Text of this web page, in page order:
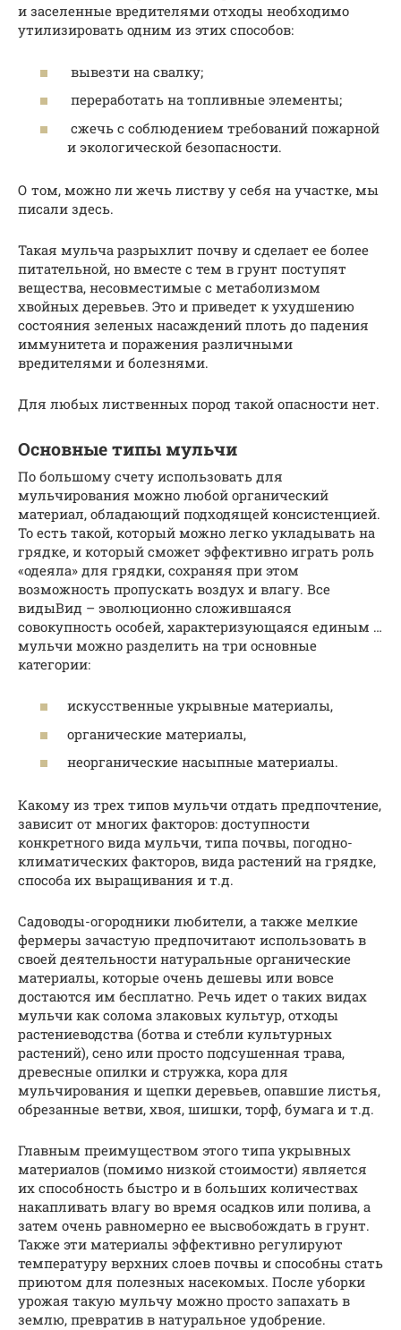
и заселенные вредителями отходы необходимо
утилизировать одним из этих способов:
вывезти на свалку;
переработать на топливные элементы;
сжечь с соблюдением требований пожарной
и экологической безопасности.
О том, можно ли жечь листву у себя на участке, мы
писали здесь.
Такая мульча разрыхлит почву и сделает ее более
питательной, но вместе с тем в грунт поступят
вещества, несовместимые с метаболизмом
хвойных деревьев. Это и приведет к ухудшению
состояния зеленых насаждений плоть до падения
иммунитета и поражения различными
вредителями и болезнями.
Для любых лиственных пород такой опасности нет.
Основные типы мульчи
По большому счету использовать для
мульчирования можно любой органический
материал, обладающий подходящей консистенцией.
То есть такой, который можно легко укладывать на
грядке, и который сможет эффективно играть роль
«одеяла» для грядки, сохраняя при этом
возможность пропускать воздух и влагу. Все
видыВид – эволюционно сложившаяся
совокупность особей, характеризующаяся единым …
мульчи можно разделить на три основные
категории:
искусственные укрывные материалы,
органические материалы,
неорганические насыпные материалы.
Какому из трех типов мульчи отдать предпочтение,
зависит от многих факторов: доступности
конкретного вида мульчи, типа почвы, погодно-
климатических факторов, вида растений на грядке,
способа их выращивания и т.д.
Садоводы-огородники любители, а также мелкие
фермеры зачастую предпочитают использовать в
своей деятельности натуральные органические
материалы, которые очень дешевы или вовсе
достаются им бесплатно. Речь идет о таких видах
мульчи как солома злаковых культур, отходы
растениеводства (ботва и стебли культурных
растений), сено или просто подсушенная трава,
древесные опилки и стружка, кора для
мульчирования и щепки деревьев, опавшие листья,
обрезанные ветви, хвоя, шишки, торф, бумага и т.д.
Главным преимуществом этого типа укрывных
материалов (помимо низкой стоимости) является
их способность быстро и в больших количествах
накапливать влагу во время осадков или полива, а
затем очень равномерно ее высвобождать в грунт.
Также эти материалы эффективно регулируют
температуру верхних слоев почвы и способны стать
приютом для полезных насекомых. После уборки
урожая такую мульчу можно просто запахать в
землю, превратив в натуральное удобрение.